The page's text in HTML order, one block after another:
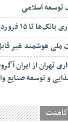
توسعه اسلامی
تا ۱۵ فروردین
هوشمند غیر
و توسعه صنایع
کامنت